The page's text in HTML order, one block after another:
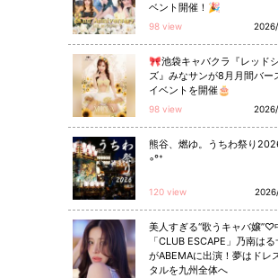
ベント開催！🎉
98 view
🎀池袋キャバクラ『レッド
ズ』みなサンが8月月間バー
イベントを開催🎂
98 view
熊谷、燃ゆ。うちわ祭り
◦°⁺
120 view
美人すぎる“歌うキャバ嬢”♡
「CLUB ESCAPE」乃南はる
がABEMAに出演！夢はドレ
タルを九州全体へ